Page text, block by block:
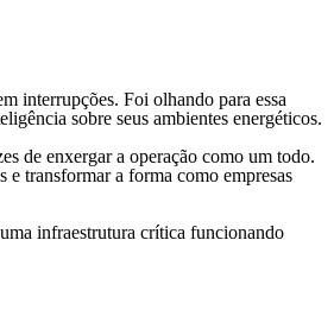
interrupções. Foi olhando para essa
sobre seus ambientes energéticos.
de enxergar a operação como um todo.
e transformar a forma como empresas
infraestrutura crítica funcionando